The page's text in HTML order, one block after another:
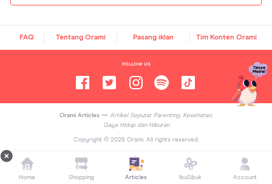
FAQ Tentang Orami Pasang iklan Tim Konten Orami
FOLLOW US
Orami Articles — Artikel Seputar Parenting, Kesehatan,
Gaya Hidup dan Hiburan
Copyright © 2026Orami. All rights reserved.
Home Shopping Articles IbuSibuk Account